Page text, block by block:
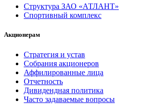
Структура ЗАО «АТЛАНТ»
Спортивный комплекс
Акционерам
Стратегия и устав
Собрания акционеров
Аффилированные лица
Отчетность
Дивидендная политика
Часто задаваемые вопросы